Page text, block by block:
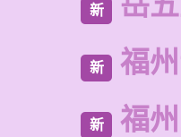
新
新 福
新 福